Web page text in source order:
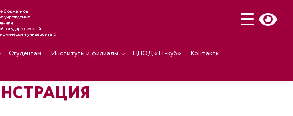
Студентам Институты и филиалы ЦЦОД «IT-куб»
Контакты